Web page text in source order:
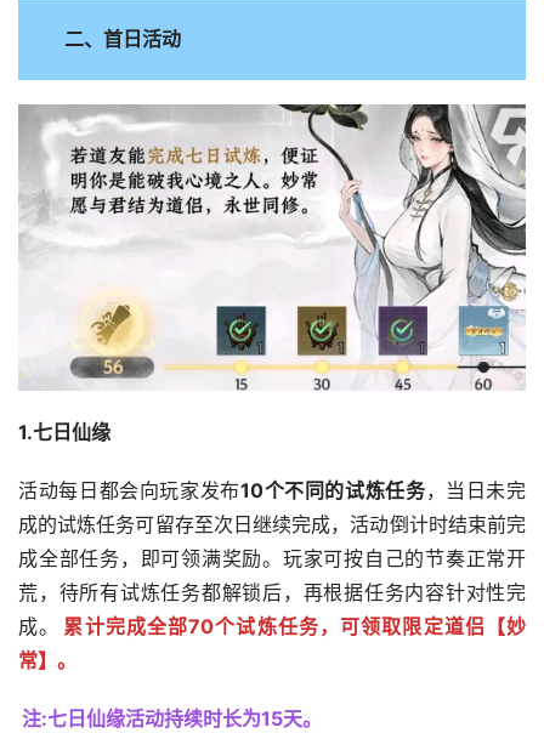
二、首日活动
1.七日仙缘
活动每日都会向玩家发布10个不同的试炼任务，当日未完
成的试炼任务可留存至次日继续完成，活动倒计时结束前完
成全部任务，即可领满奖励。玩家可按自己的节奏正常开
荒，待所有试炼任务都解锁后，再根据任务内容针对性完
成。
累计完成全部70个试炼任务，可领取限定道侣【妙
常】。
注:七日仙缘活动持续时长为15天。